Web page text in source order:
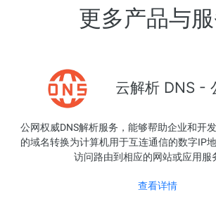
更多产品与
云解析 DNS -
公网权威DNS解析服务，能够帮助企业和开
的域名转换为计算机用于互连通信的数字IP
访问路由到相应的网站或应用服
查看详情